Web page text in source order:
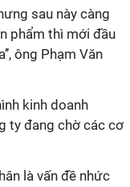
sau này càng
phẩm thì mới đầu
ông Phạm Văn
kinh doanh
ty đang chờ các cơ
là vấn đề nhức